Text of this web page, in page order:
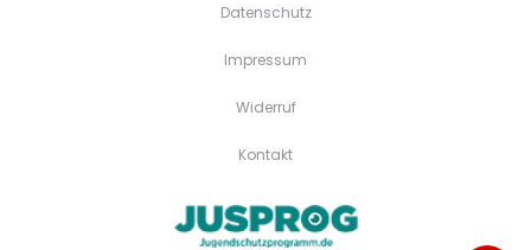
Datenschutz
Impressum
Widerruf
Kontakt